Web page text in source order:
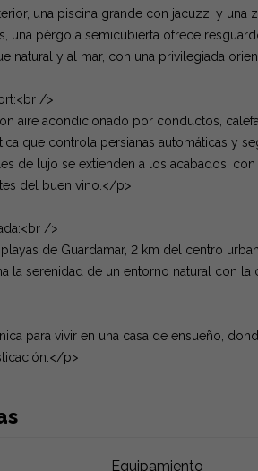
una piscina grande con jacuzzi y
una pérgola semicubierta ofrece
natural y al mar, con una privilegiada
/>
aire acondicionado por conductos,
que controla persianas automáticas y
de lujo se extienden a los acabados,
del buen vino.</p>
/>
de Guardamar, 2 km del centro
la serenidad de un entorno natural con
para vivir en una casa de ensueño,
p>
Equipamiento